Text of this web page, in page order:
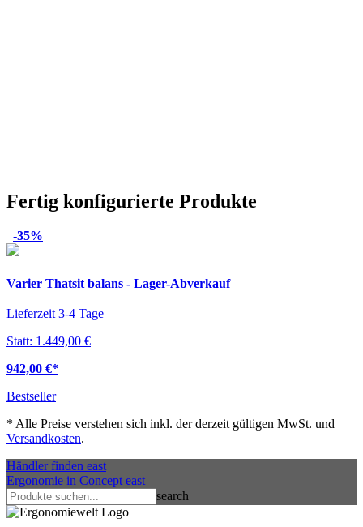
Fertig konfigurierte Produkte
-35%
Varier Thatsit balans - Lager-Abverkauf
Lieferzeit 3-4 Tage
Statt: 1.449,00 €
942,00 €*
Bestseller
* Alle Preise verstehen sich inkl. der derzeit gültigen MwSt. und
Versandkosten.
Händler finden east
Ergonomie in Concept east
search